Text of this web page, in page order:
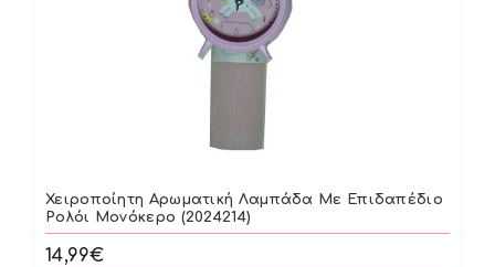
Χειροπoίητη Αρωματική Λαμπάδα Με Επιδαπέδιο
Ρολόι Μονόκερο (2024214)
14,99€